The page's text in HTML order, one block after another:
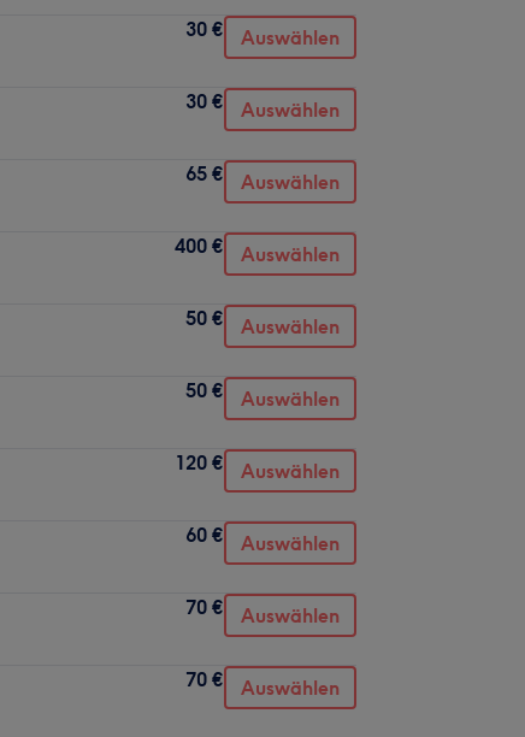
30 € Auswählen
30 € Auswählen
65 € Auswählen
400 € Auswählen
50 € Auswählen
50 € Auswählen
120 € Auswählen
60 € Auswählen
70 € Auswählen
70 € Auswählen